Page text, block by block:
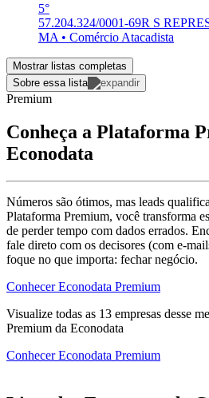
5°
57.204.324/0001-69R S
MA • Comércio Atacadista
Mostrar listas completas
Sobre essa lista
Premium
Conheça a Plataforma
Econodata
Números são ótimos, mas leads
Plataforma Premium, você transforma
de perder tempo com dados errados.
fale direto com os decisores (com e-
foque no que importa: fechar negócio.
Conhecer Econodata Premium
Visualize todas as 13 empresas desse
Premium da Econodata
Conhecer Econodata Premium